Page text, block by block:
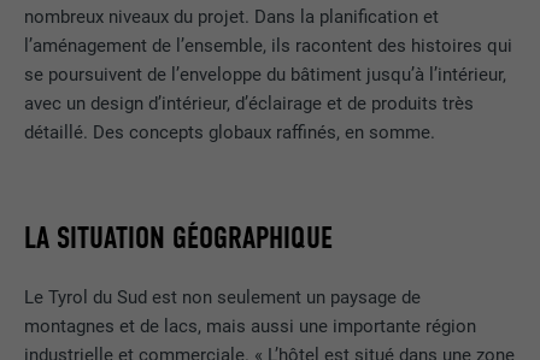
nombreux niveaux du projet. Dans la planification et
l’aménagement de l’ensemble, ils racontent des histoires qui
se poursuivent de l’enveloppe du bâtiment jusqu’à l’intérieur,
avec un design d’intérieur, d’éclairage et de produits très
détaillé. Des concepts globaux raffinés, en somme.
LA SITUATION GÉOGRAPHIQUE
Le Tyrol du Sud est non seulement un paysage de
montagnes et de lacs, mais aussi une importante région
industrielle et commerciale. « L’hôtel est situé dans une zone